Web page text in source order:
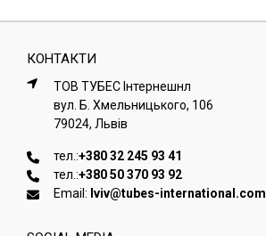
КОНТАКТИ
ТОВ ТУБЕС Iнтернешнл
вул. Б. Хмельницького, 106
79024, Львiв
тел.:+380 32 245 93 41
тел.:+380 50 370 93 92
Email: lviv@tubes-international.com